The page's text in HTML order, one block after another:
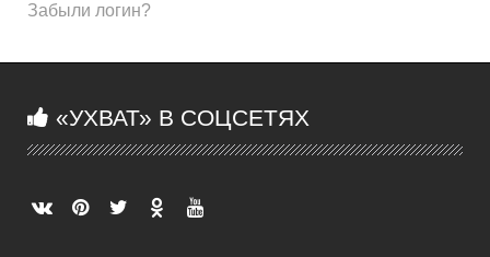
Забыли логин?
«УХВАТ» В СОЦСЕТЯХ